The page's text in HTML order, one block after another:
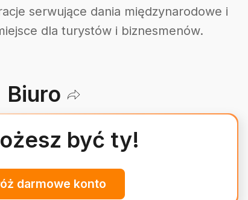
serwujące dania międzynarodowe i
dla turystów i biznesmenów.
Biuro
być ty!
darmowe konto